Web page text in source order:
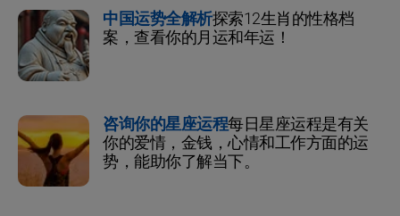
中国运势全解析探索12生肖的性格档
案，查看你的月运和年运！
咨询你的星座运程每日星座运程是有关
你的爱情，金钱，心情和工作方面的运
势，能助你了解当下。